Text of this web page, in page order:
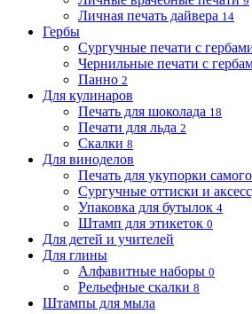
Личная печать дайвера 14
Гербы
Сургучные печати с
Чернильные печати с
Панно 2
Для кулинаров
Печать для шоколада 18
Печати для льда 2
Скалки 8
Для виноделов
Печать для укупорки
Сургучные оттиски и
Упаковка для бутылок 4
Штамп для этикеток 0
Для детей и учителей
Для глины
Алфавитные наборы 0
Рельефные скалки 8
Штампы для мыла